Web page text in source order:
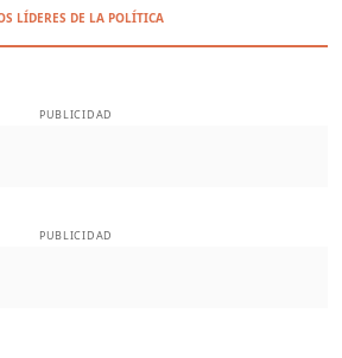
LÍDERES DE LA POLÍTICA
PUBLICIDAD
PUBLICIDAD